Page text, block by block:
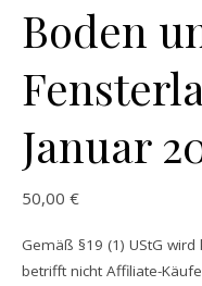
Boden
Januar
50,00 €
Gemäß §19 (1) UStG
betrifft nicht Affiliate-